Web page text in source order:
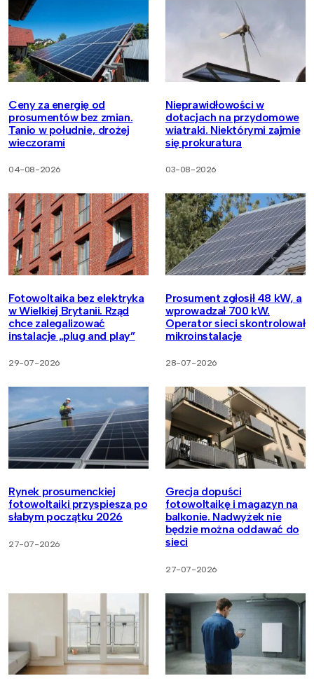
Ceny za energię od
prosumentów bez zmian.
Tanio w południe, drożej
wieczorami
04-08-2026
Nieprawidłowości w
dotacjach na przydomowe
wiatraki. Niektórymi zajmie
się prokuratura
03-08-2026
Fotowoltaika bez elektryka
w Wielkiej Brytanii. Rząd
chce zalegalizować
instalacje „plug and play”
29-07-2026
Prosument zgłosił 48 kW, a
wprowadzał 700 kW.
Operator sieci skontrolował
mikroinstalacje
28-07-2026
Rynek prosumenckiej
fotowoltaiki przyspiesza po
słabym początku 2026
27-07-2026
Grecja dopuści
fotowoltaikę i magazyn na
balkonie. Nadwyżek nie
będzie można oddawać do
sieci
27-07-2026